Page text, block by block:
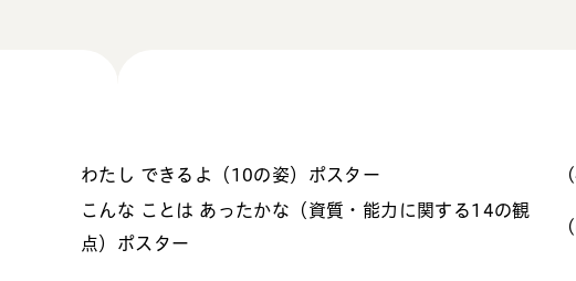
わたし できるよ（10の姿）ポスター
こんな ことは あったかな（資質・能力に関する14の観
点）ポスター